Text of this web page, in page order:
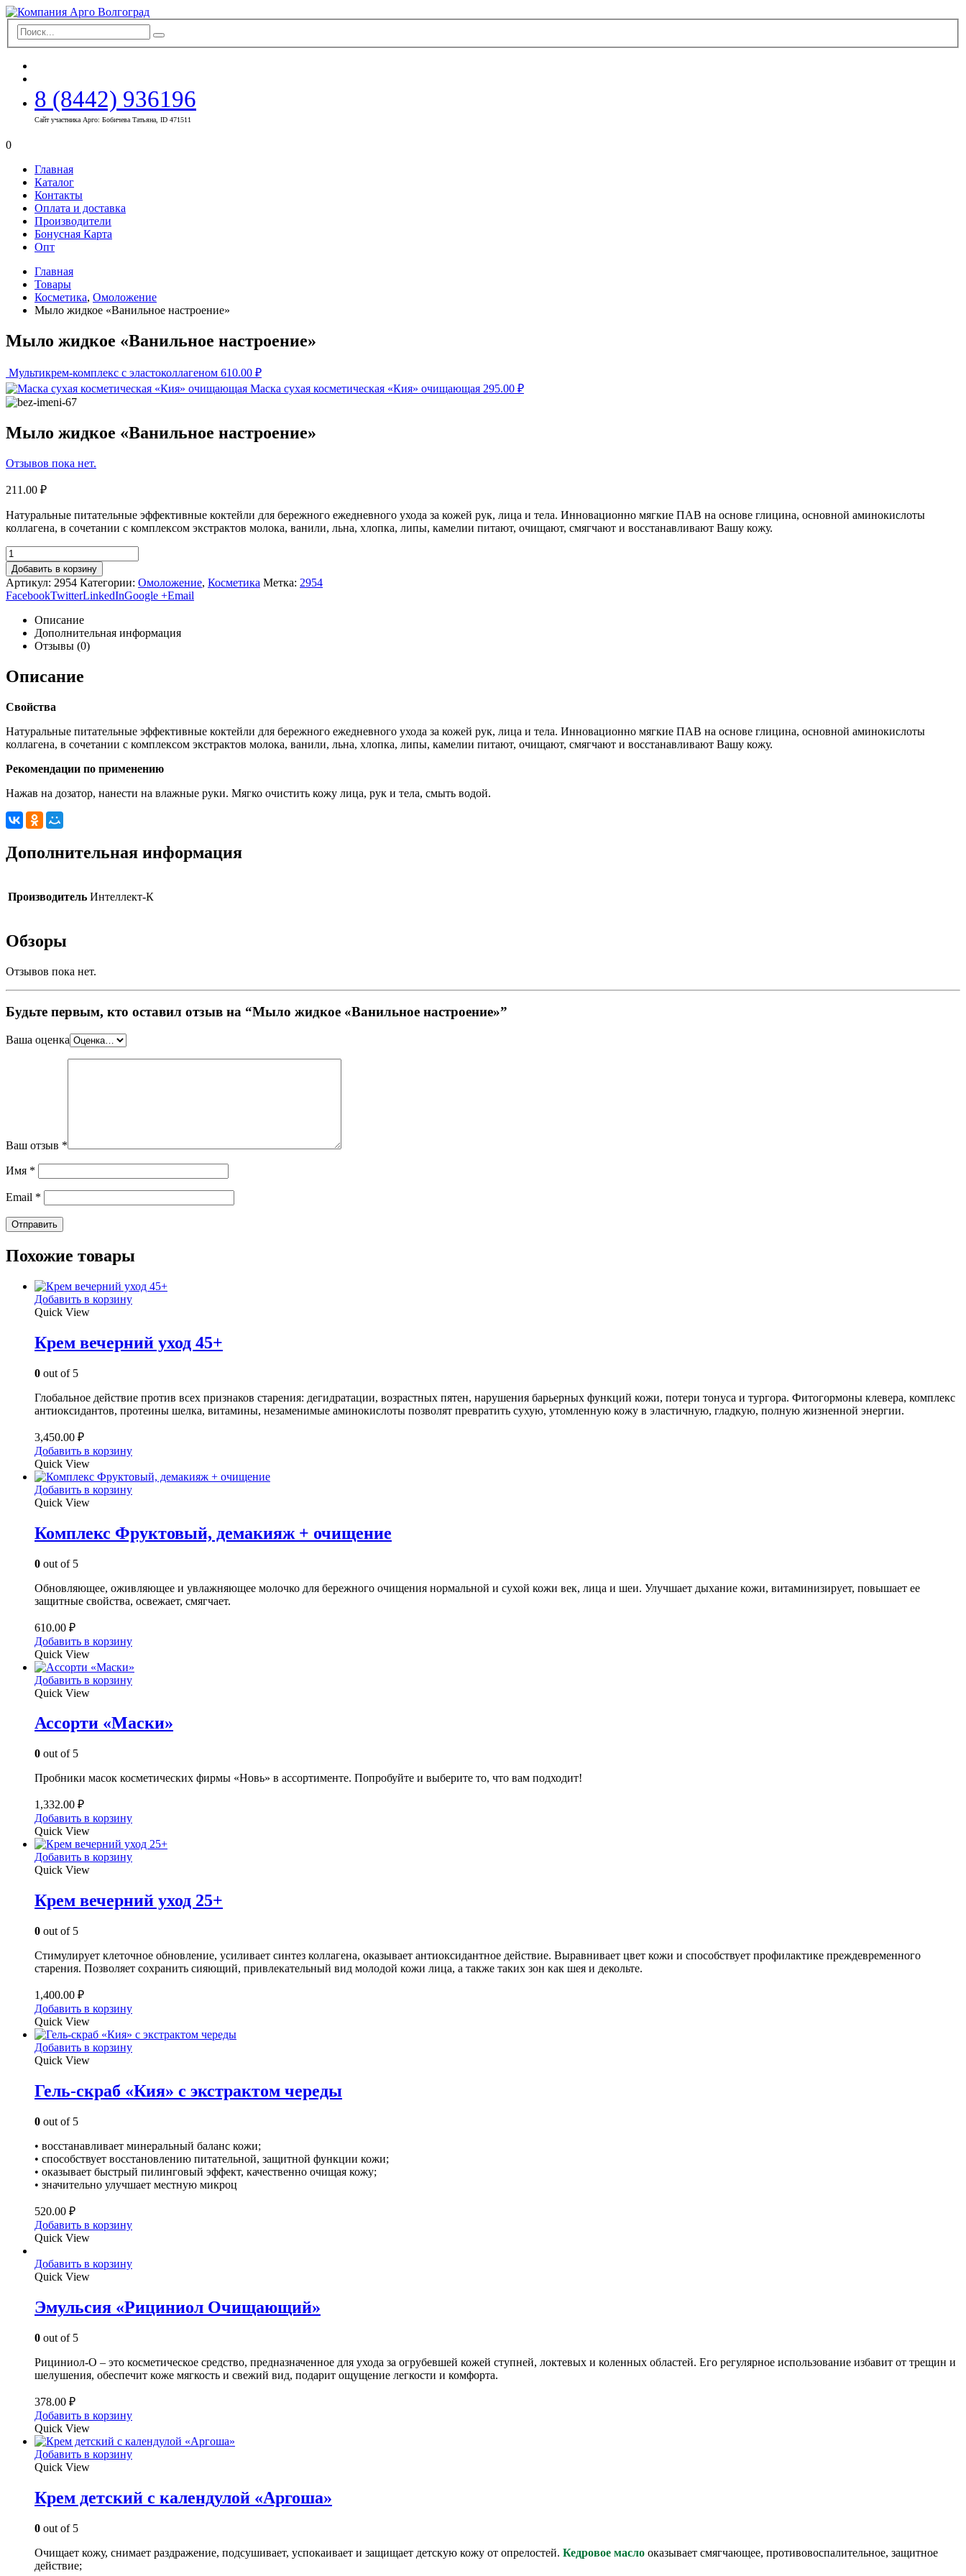
8 (8442) 936196
Сайт участника Арго: Бобичева Татьяна, ID 471511
0
Главная
Каталог
Контакты
Оплата и доставка
Производители
Бонусная Карта
Опт
Главная
Товары
Косметика, Омоложение
Мыло жидкое «Ванильное настроение»
Мыло жидкое «Ванильное настроение»
Мультикрем-комплекс с эластоколлагеном 610.00 ₽
Маска сухая косметическая «Кия» очищающая 295.00 ₽
Мыло жидкое «Ванильное настроение»
Отзывов пока нет.
211.00 ₽
Натуральные питательные эффективные коктейли для бережного ежедневного ухода за кожей рук, лица и тела. Инновационно мягкие ПАВ на основе глицина, основной аминокислоты
коллагена, в сочетании с комплексом экстрактов молока, ванили, льна, хлопка, липы, камелии питают, очищают, смягчают и восстанавливают Вашу кожу.
Добавить в корзину
Артикул: 2954 Категории: Омоложение, Косметика Метка: 2954
FacebookTwitterLinkedInGoogle +Email
Описание
Дополнительная информация
Отзывы (0)
Описание
Свойства
Натуральные питательные эффективные коктейли для бережного ежедневного ухода за кожей рук, лица и тела. Инновационно мягкие ПАВ на основе глицина, основной аминокислоты
коллагена, в сочетании с комплексом экстрактов молока, ванили, льна, хлопка, липы, камелии питают, очищают, смягчают и восстанавливают Вашу кожу.
Рекомендации по применению
Нажав на дозатор, нанести на влажные руки. Мягко очистить кожу лица, рук и тела, смыть водой.
Дополнительная информация
Производитель Интеллект-К
Обзоры
Отзывов пока нет.
Будьте первым, кто оставил отзыв на “Мыло жидкое «Ванильное настроение»”
Ваша оценка
Ваш отзыв *
Имя *
Email *
Похожие товары
Добавить в корзину
Quick View
Крем вечерний уход 45+
0 out of 5
Глобальное действие против всех признаков старения: дегидратации, возрастных пятен, нарушения барьерных функций кожи, потери тонуса и тургора. Фитогормоны клевера, комплекс
антиоксидантов, протеины шелка, витамины, незаменимые аминокислоты позволят превратить сухую, утомленную кожу в эластичную, гладкую, полную жизненной энергии.
3,450.00 ₽
Добавить в корзину
Quick View
Добавить в корзину
Quick View
Комплекс Фруктовый, демакияж + очищение
0 out of 5
Обновляющее, оживляющее и увлажняющее молочко для бережного очищения нормальной и сухой кожи век, лица и шеи. Улучшает дыхание кожи, витаминизирует, повышает ее
защитные свойства, освежает, смягчает.
610.00 ₽
Добавить в корзину
Quick View
Добавить в корзину
Quick View
Ассорти «Маски»
0 out of 5
Пробники масок косметических фирмы «Новь» в ассортименте. Попробуйте и выберите то, что вам подходит!
1,332.00 ₽
Добавить в корзину
Quick View
Добавить в корзину
Quick View
Крем вечерний уход 25+
0 out of 5
Стимулирует клеточное обновление, усиливает синтез коллагена, оказывает антиоксидантное действие. Выравнивает цвет кожи и способствует профилактике преждевременного
старения. Позволяет сохранить сияющий, привлекательный вид молодой кожи лица, а также таких зон как шея и декольте.
1,400.00 ₽
Добавить в корзину
Quick View
Добавить в корзину
Quick View
Гель-скраб «Кия» с экстрактом череды
0 out of 5
• восстанавливает минеральный баланс кожи;
• способствует восстановлению питательной, защитной функции кожи;
• оказывает быстрый пилинговый эффект, качественно очищая кожу;
• значительно улучшает местную микроц
520.00 ₽
Добавить в корзину
Quick View
Добавить в корзину
Quick View
Эмульсия «Рициниол Очищающий»
0 out of 5
Рициниол-О – это косметическое средство, предназначенное для ухода за огрубевшей кожей ступней, локтевых и коленных областей. Его регулярное использование избавит от трещин и
шелушения, обеспечит коже мягкость и свежий вид, подарит ощущение легкости и комфорта.
378.00 ₽
Добавить в корзину
Quick View
Добавить в корзину
Quick View
Крем детский с календулой «Аргоша»
0 out of 5
Очищает кожу, снимает раздражение, подсушивает, успокаивает и защищает детскую кожу от опрелостей. Кедровое масло оказывает смягчающее, противовоспалительное, защитное
действие;